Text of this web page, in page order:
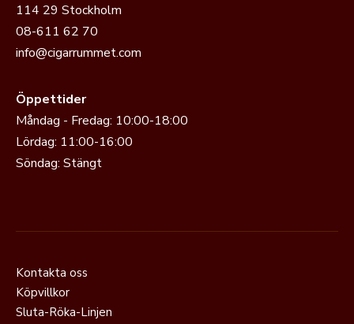
114 29 Stockholm
08-611 62 70
info@cigarrummet.com
Öppettider
Måndag - Fredag: 10:00-18:00
Lördag: 11:00-16:00
Söndag: Stängt
Kontakta oss
Köpvillkor
Sluta-Röka-Linjen